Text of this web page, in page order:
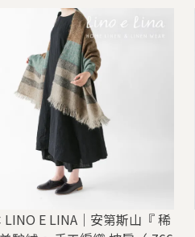
LINO E LINA｜安第斯山『 稀